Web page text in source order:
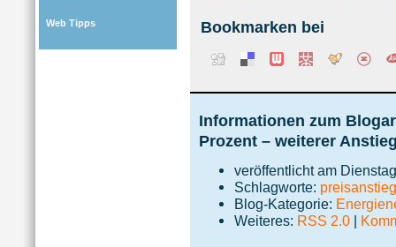
Web Tipps Bookmarken bei
Informationen zum
Prozent – weiterer
veröffentlicht am
Schlagworte: preisanstieg
Blog-Kategorie:
Weiteres: RSS 2.0 |